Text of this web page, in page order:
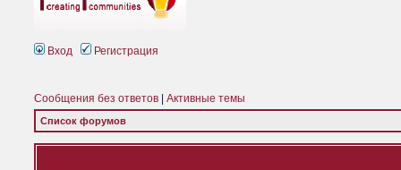
Вход Регистрация
Сообщения без ответов Активные темы
Список форумов